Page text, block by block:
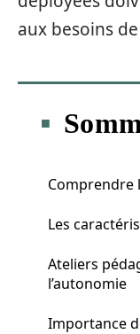
aux besoins
Comprendre
Les
Ateliers
l’autonomie
Importance